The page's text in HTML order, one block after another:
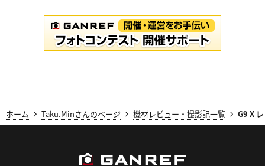
ホーム Taku.Minさんのページ 機材レビュー・撮影記一覧 G9 X